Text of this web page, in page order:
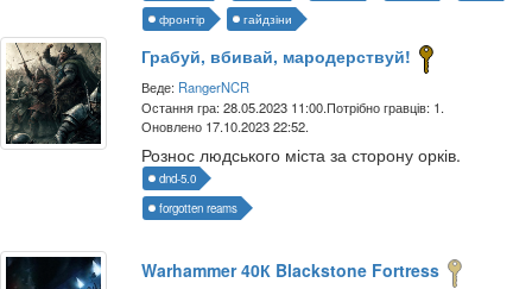
фронтір
гайдзіни
Грабуй, вбивай, мародерствуй!
Веде: RangerNCR
Остання гра: 28.05.2023 11:00.Потрібно гравців: 1.
Оновлено 17.10.2023 22:52.
Рознос людського міста за сторону орків.
dnd-5.0
forgotten reams
Warhammer 40К Blackstone Fortress